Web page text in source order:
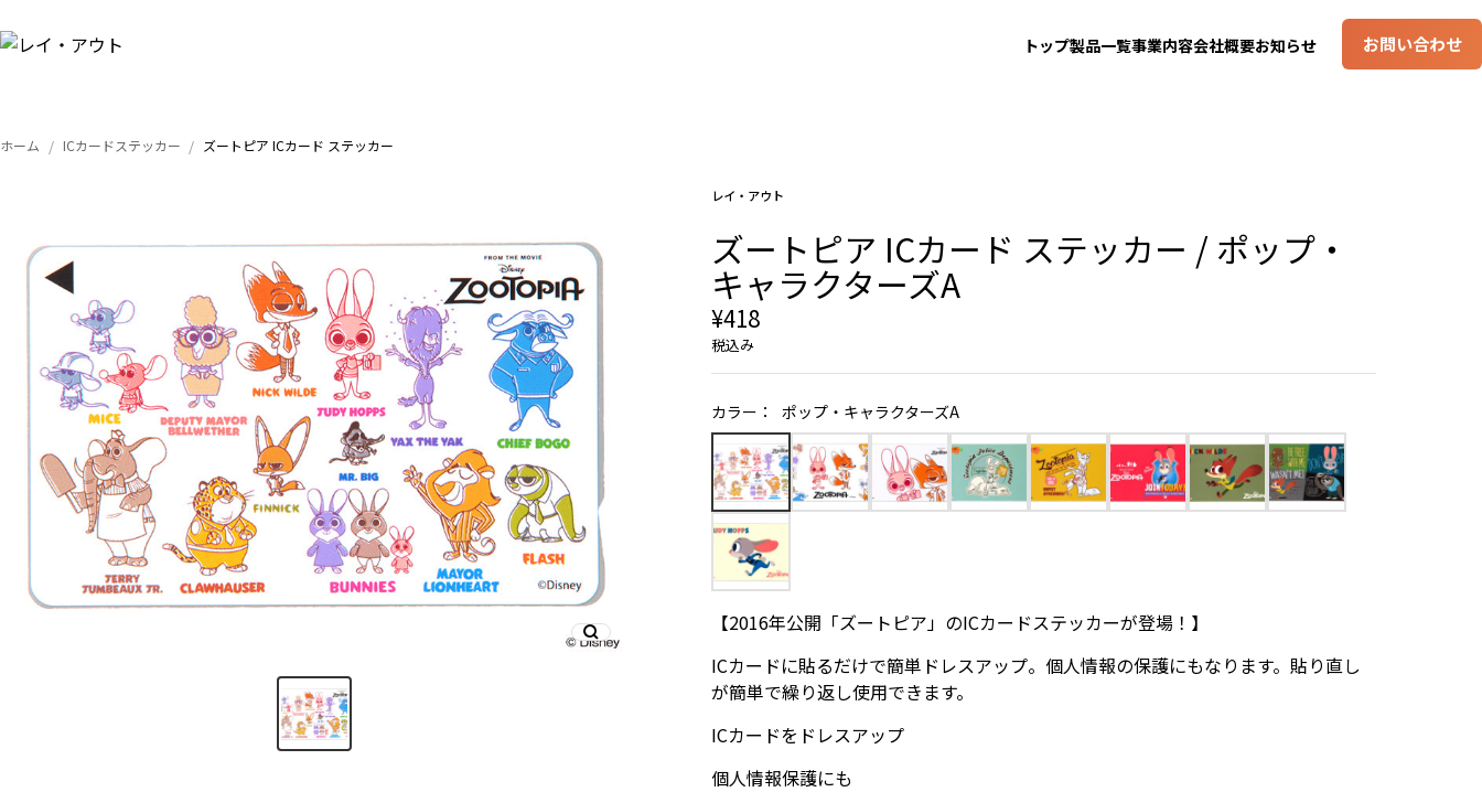
トップ製品一覧事業内容会社概要お知らせ お問い合わせ
ホーム ICカードステッカー ズートピア ICカード ステッカー
レイ・アウト
ズートピア ICカード ステッカー / ポップ・
キャラクターズA
¥418
税込み
カラー： ポップ・キャラクターズA
【2016年公開「ズートピア」のICカードステッカーが登場！】
ICカードに貼るだけで簡単ドレスアップ。個人情報の保護にもなります。貼り直し
が簡単で繰り返し使用できます。
ICカードをドレスアップ
個人情報保護にも